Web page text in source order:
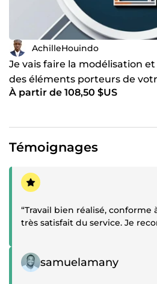
AchilleHouindo
Je vais faire la modélisation
des éléments porteurs de
À partir de 108,50 $US
Témoignages
Témoignage positif
“Travail bien réalisé, conforme
très satisfait du service. Je
Témoignage positif
samuelamany